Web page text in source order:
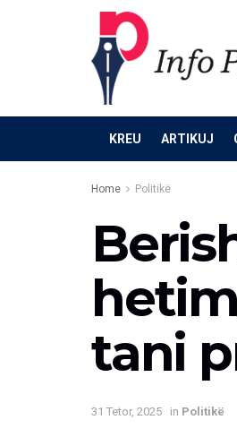
KREU ARTIKUJ
Home Politikë
tani
31 Tetor, 2025 in Politikë